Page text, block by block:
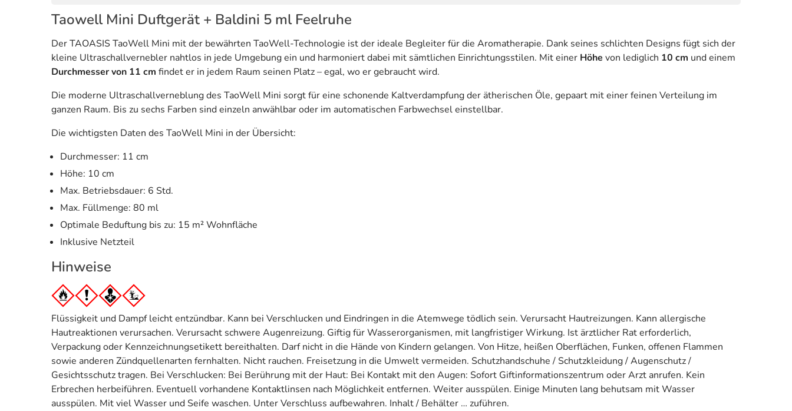
Taowell Mini Duftgerät + Baldini 5 ml Feelruhe
Der TAOASIS TaoWell Mini mit der bewährten TaoWell-Technologie ist der ideale Begleiter für die Aromatherapie. Dank seines schlichten Designs fügt sich der
kleine Ultraschallvernebler nahtlos in jede Umgebung ein und harmoniert dabei mit sämtlichen Einrichtungsstilen. Mit einer Höhe von lediglich 10 cm und einem
Durchmesser von 11 cm findet er in jedem Raum seinen Platz – egal, wo er gebraucht wird.
Die moderne Ultraschallverneblung des TaoWell Mini sorgt für eine schonende Kaltverdampfung der ätherischen Öle, gepaart mit einer feinen Verteilung im
ganzen Raum. Bis zu sechs Farben sind einzeln anwählbar oder im automatischen Farbwechsel einstellbar.
Die wichtigsten Daten des TaoWell Mini in der Übersicht:
Durchmesser: 11 cm
Höhe: 10 cm
Max. Betriebsdauer: 6 Std.
Max. Füllmenge: 80 ml
Optimale Beduftung bis zu: 15 m² Wohnfläche
Inklusive Netzteil
Hinweise
Flüssigkeit und Dampf leicht entzündbar. Kann bei Verschlucken und Eindringen in die Atemwege tödlich sein. Verursacht Hautreizungen. Kann allergische
Hautreaktionen verursachen. Verursacht schwere Augenreizung. Giftig für Wasserorganismen, mit langfristiger Wirkung. Ist ärztlicher Rat erforderlich,
Verpackung oder Kennzeichnungsetikett bereithalten. Darf nicht in die Hände von Kindern gelangen. Von Hitze, heißen Oberflächen, Funken, offenen Flammen
sowie anderen Zündquellenarten fernhalten. Nicht rauchen. Freisetzung in die Umwelt vermeiden. Schutzhandschuhe / Schutzkleidung / Augenschutz /
Gesichtsschutz tragen. Bei Verschlucken: Bei Berührung mit der Haut: Bei Kontakt mit den Augen: Sofort Giftinformationszentrum oder Arzt anrufen. Kein
Erbrechen herbeiführen. Eventuell vorhandene Kontaktlinsen nach Möglichkeit entfernen. Weiter ausspülen. Einige Minuten lang behutsam mit Wasser
ausspülen. Mit viel Wasser und Seife waschen. Unter Verschluss aufbewahren. Inhalt / Behälter … zuführen.